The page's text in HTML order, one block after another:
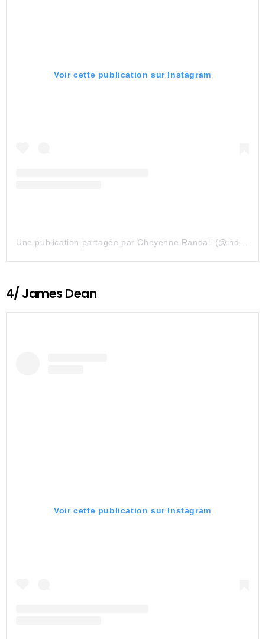
Voir cette publication sur Instagram
4/ James Dean
Voir cette publication sur Instagram